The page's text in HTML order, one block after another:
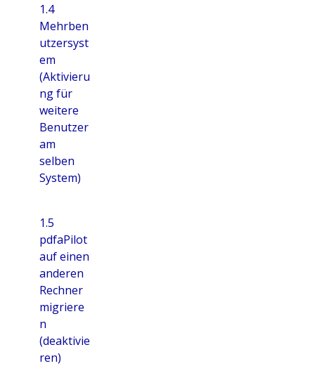
1.4
Mehrben
utzersyst
em
(Aktivieru
ng für
weitere
Benutzer
am
selben
System)
1.5
pdfaPilot
auf einen
anderen
Rechner
migriere
n
(deaktivie
ren)